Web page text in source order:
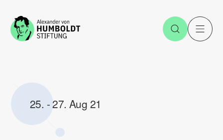
Zum Inhalt springen Suche
25. -27. Aug 21